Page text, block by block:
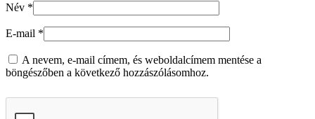
Név *
E-mail *
A nevem, e-mail címem, és weboldalcímem mentése a
böngészőben a következő hozzászólásomhoz.